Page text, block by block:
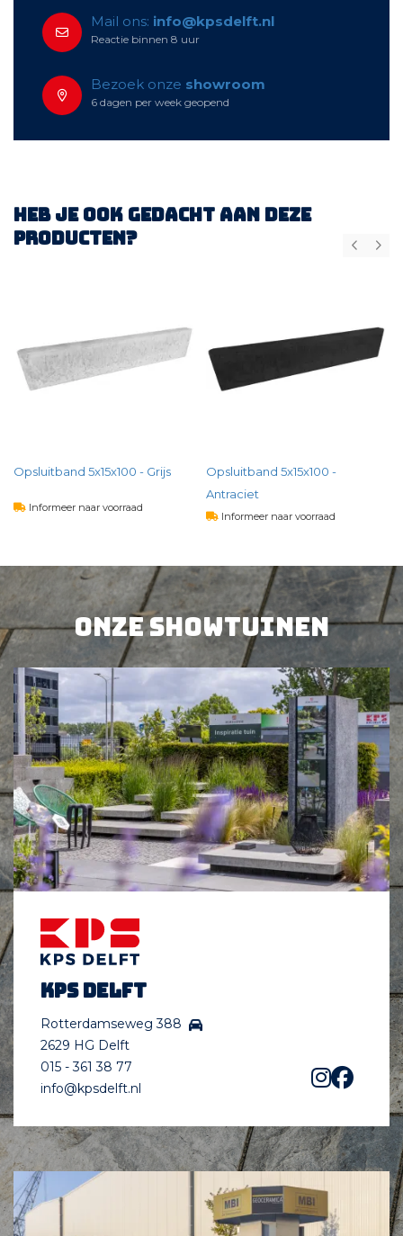
Mail ons: info@kpsdelft.nl
Reactie binnen 8 uur
Bezoek onze showroom
6 dagen per week geopend
Heb je ook gedacht aan deze
producten?
Opsluitband 5x15x100 - Grijs
Informeer naar voorraad
BEKIJK PRODUCT
Opsluitband 5x15x100 -
Antraciet
Informeer naar voorraad
4,64per st
BEKIJK PRODUCT
Onze showtuinen
KPS Delft
Rotterdamseweg 388
2629 HG Delft
015 - 361 38 77
info@kpsdelft.nl